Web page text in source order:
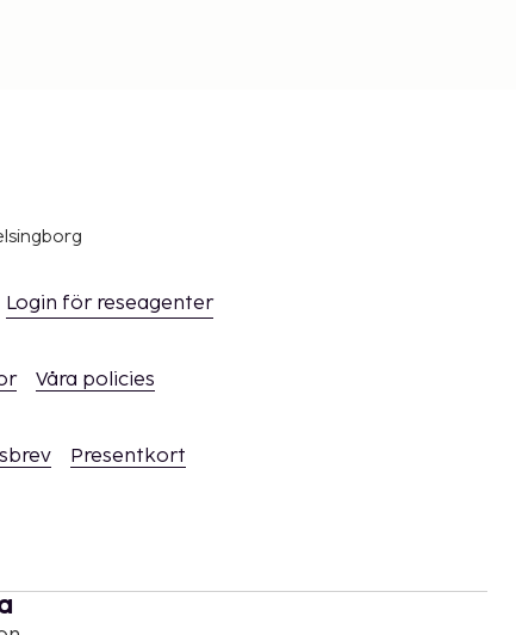
Login för reseagenter
Våra policies
Presentkort